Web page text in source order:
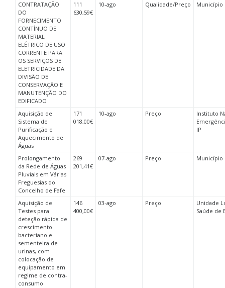
CONTRATAÇÃO
DO
FORNECIMENTO
CONTÍNUO DE
MATERIAL
ELÉTRICO DE USO
CORRENTE PARA
OS SERVIÇOS DE
ELETRICIDADE DA
DIVISÃO DE
CONSERVAÇÃO E
MANUTENÇÃO DO
EDIFICADO
111
630,59€
10-ago Qualidade/Preço Município
Aquisição de
Sistema de
Purificação e
Aquecimento de
Águas
171
018,00€
10-ago Preço
Instituto
IP
Prolongamento
da Rede de Águas
Pluviais em Várias
Freguesias do
Concelho de Fafe
269
201,41€
07-ago Preço Município
Aquisição de
Testes para
deteção rápida de
crescimento
bacteriano e
sementeira de
urinas, com
colocação de
equipamento em
regime de contra-
consumo
146
400,00€
03-ago Preço
Unidade
Saúde de